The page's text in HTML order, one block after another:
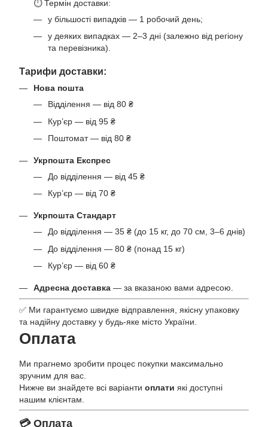
⏱ Термін доставки:
у більшості випадків — 1 робочий день;
у деяких випадках — 2–3 дні (залежно від регіону
та перевізника).
Тарифи доставки:
Нова пошта
Відділення — від 80 ₴
Кур’єр — від 95 ₴
Поштомат — від 80 ₴
Укрпошта Експрес
До відділення — від 45 ₴
Кур’єр — від 70 ₴
Укрпошта Стандарт
До відділення — 35 ₴ (до 15 кг, до 70 см, 3–6 днів)
До відділення — 80 ₴ (понад 15 кг)
Кур’єр — від 60 ₴
Адресна доставка — за вказаною вами адресою.
✅ Ми гарантуємо швидке відправлення, якісну упаковку
та надійну доставку у будь-яке місто України.
Оплата
Ми прагнемо зробити процес покупки максимально
зручним для вас.
Нижче ви знайдете всі варіанти оплати які доступні
нашим клієнтам.
💳 Оплата